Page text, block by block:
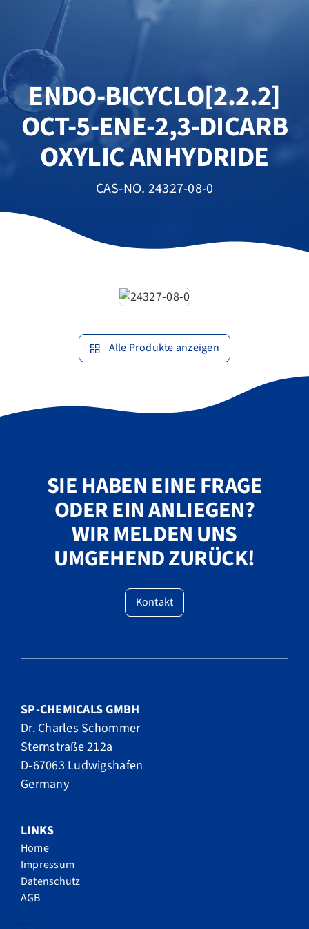
ENDO-BICYCLO[2.2.2]
OCT-5-ENE-2,3-DICARB
OXYLIC ANHYDRIDE
CAS-NO. 24327-08-0
Alle Produkte anzeigen
SIE HABEN EINE FRAGE
ODER EIN ANLIEGEN?
WIR MELDEN UNS
UMGEHEND ZURÜCK!
Kontakt
SP-CHEMICALS GMBH
Dr. Charles Schommer
Sternstraße 212a
D-67063 Ludwigshafen
Germany
LINKS
Home
Impressum
Datenschutz
AGB